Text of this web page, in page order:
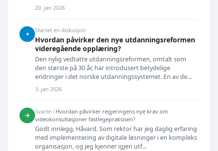
20. jan 2026
+ Startet en diskusjon
Hvordan påvirker den nye utdanningsreformen
videregående opplæring?
Den nylig vedtatte utdanningsreformen, omtalt som
den største på 30 år, har introdusert betydelige
endringer i det norske utdanningssystemet. En av de...
3. jan 2026
→ Svarte i Hvordan påvirker regjeringens nye krav om
videokonsultasjoner fastlegepraksisen?
Godt innlegg, Håvard. Som rektor har jeg daglig erfaring
med implementering av digitale løsninger i en kompleks
organisasjon, og jeg kjenner igjen utf...